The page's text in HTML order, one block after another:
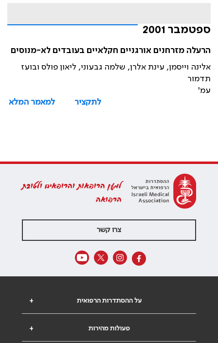
ספטמבר 2001
הרעלה מזרחנים אורגניים חקלאיים בעובדים לא-מנוסים
אלינה וייסמן, עינת אלרן, שלמה גבעוני, ליאון פולס ובועז
תדמור
עמ'
לתקציר
למאמר המלא
למען הרופאות והרופאים ולטובת
הרפואה
צרו קשר
+ על ההסתדרות הרפואית
+ פעולות מהירות